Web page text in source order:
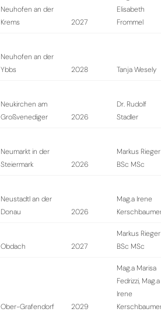
Neuhofen an der
Krems
2027
Elisabeth
Frommel
Neuhofen an der
Ybbs
2028 Tanja Wesely
Neukirchen am
Großvenediger
2026
Dr. Rudolf
Stadler
Neumarkt in der
Steiermark
2026
Markus Rieger
BSc MSc
Neustadtl an der
Donau
2026
Mag.a Irene
Obdach 2027
Markus Rieger
BSc MSc
Ober-Grafendorf 2029
Mag.a Marisa
Fedrizzi, Mag.a
Irene